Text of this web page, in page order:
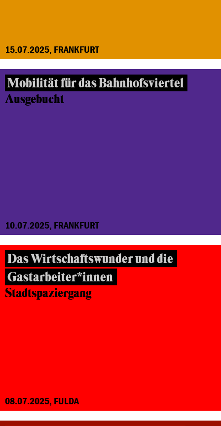
15.07.2025, FRANKFURT
Mobilität für das Bahnhofsviertel
Ausgebucht
10.07.2025, FRANKFURT
Das Wirtschaftswunder und die
Gastarbeiter*innen
Stadtspaziergang
08.07.2025, FULDA